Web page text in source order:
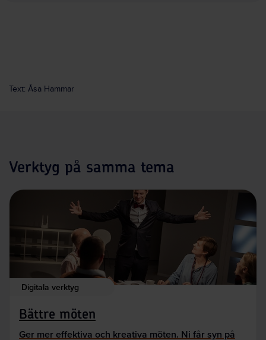
Text: Åsa Hammar
Verktyg på samma tema
Digitala verktyg
Bättre möten
Ger mer effektiva och kreativa möten. Ni får syn på